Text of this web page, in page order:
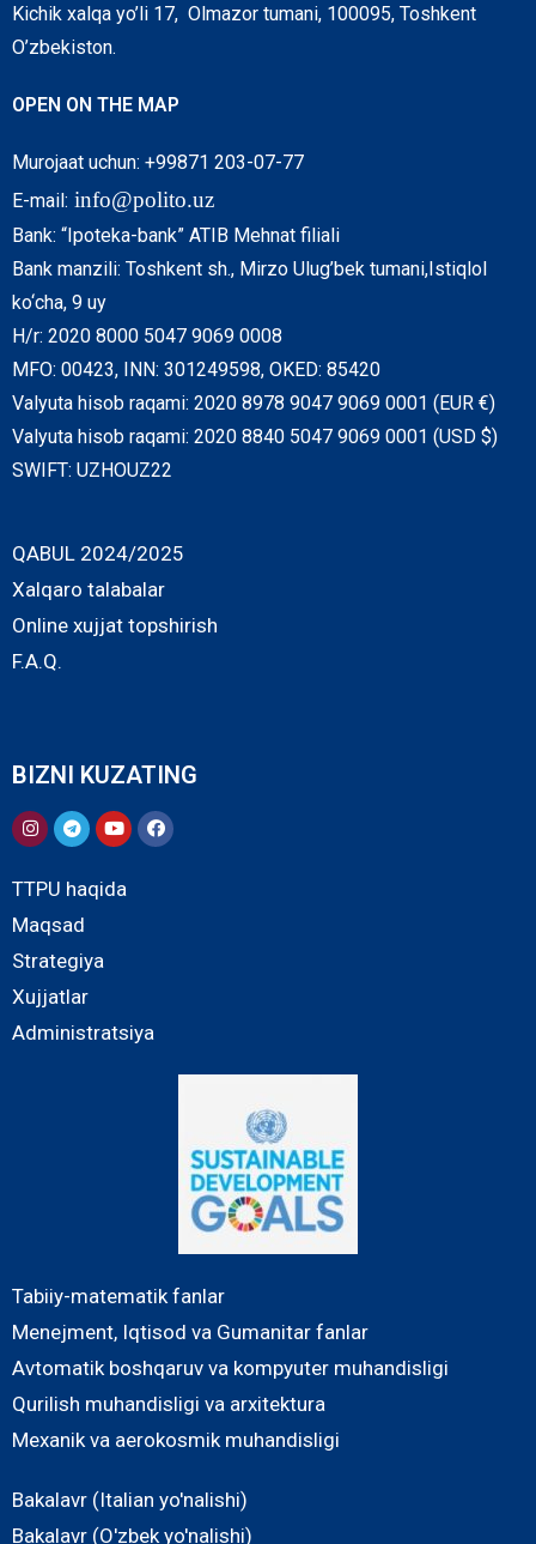
Kichik xalqa yo’li 17, Olmazor tumani, 100095, Toshkent
O’zbekiston.
OPEN ON THE MAP
Murojaat uchun: +99871 203-07-77
E-mail: info@polito.uz
Bank: “Ipoteka-bank” ATIB Mehnat filiali
Bank manzili: Toshkent sh., Mirzo Ulug’bek tumani,Istiqlol
ko‘cha, 9 uy
H/r: 2020 8000 5047 9069 0008
MFO: 00423, INN: 301249598, OKED: 85420
Valyuta hisob raqami: 2020 8978 9047 9069 0001 (EUR €)
Valyuta hisob raqami: 2020 8840 5047 9069 0001 (USD $)
SWIFT: UZHOUZ22
QABUL 2024/2025
Xalqaro talabalar
Online xujjat topshirish
F.A.Q.
BIZNI KUZATING
TTPU haqida
Maqsad
Strategiya
Xujjatlar
Administratsiya
Tabiiy-matematik fanlar
Menejment, Iqtisod va Gumanitar fanlar
Avtomatik boshqaruv va kompyuter muhandisligi
Qurilish muhandisligi va arxitektura
Mexanik va aerokosmik muhandisligi
Bakalavr (Italian yo'nalishi)
Bakalavr (O'zbek yo'nalishi)